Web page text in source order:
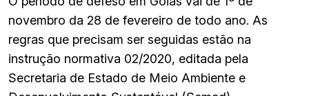
novembro da 28 de fevereiro de todo ano. As
regras que precisam ser seguidas estão na
instrução normativa 02/2020, editada pela
Secretaria de Estado de Meio Ambiente e